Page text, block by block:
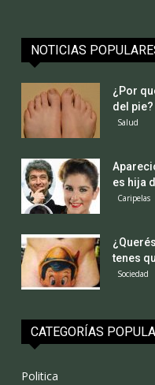
NOTICIAS
¿Por
del pie?
Salud
es hija
Caripelas
tenes
Sociedad
CATEGORÍAS
Politica